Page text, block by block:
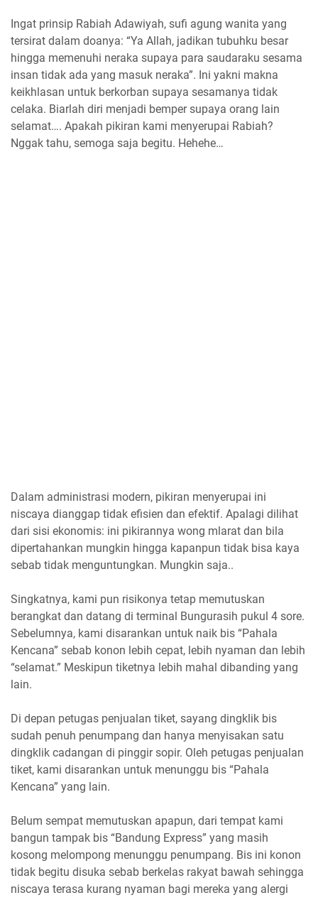
Ingat prinsip Rabiah Adawiyah, sufi agung wanita yang
tersirat dalam doanya: “Ya Allah, jadikan tubuhku besar
hingga memenuhi neraka supaya para saudaraku sesama
insan tidak ada yang masuk neraka”. Ini yakni makna
keikhlasan untuk berkorban supaya sesamanya tidak
celaka. Biarlah diri menjadi bemper supaya orang lain
selamat…. Apakah pikiran kami menyerupai Rabiah?
Nggak tahu, semoga saja begitu. Hehehe…
Dalam administrasi modern, pikiran menyerupai ini
niscaya dianggap tidak efisien dan efektif. Apalagi dilihat
dari sisi ekonomis: ini pikirannya wong mlarat dan bila
dipertahankan mungkin hingga kapanpun tidak bisa kaya
sebab tidak menguntungkan. Mungkin saja..
Singkatnya, kami pun risikonya tetap memutuskan
berangkat dan datang di terminal Bungurasih pukul 4 sore.
Sebelumnya, kami disarankan untuk naik bis “Pahala
Kencana” sebab konon lebih cepat, lebih nyaman dan lebih
“selamat.” Meskipun tiketnya lebih mahal dibanding yang
lain.
Di depan petugas penjualan tiket, sayang dingklik bis
sudah penuh penumpang dan hanya menyisakan satu
dingklik cadangan di pinggir sopir. Oleh petugas penjualan
tiket, kami disarankan untuk menunggu bis “Pahala
Kencana” yang lain.
Belum sempat memutuskan apapun, dari tempat kami
bangun tampak bis “Bandung Express” yang masih
kosong melompong menunggu penumpang. Bis ini konon
tidak begitu disuka sebab berkelas rakyat bawah sehingga
niscaya terasa kurang nyaman bagi mereka yang alergi